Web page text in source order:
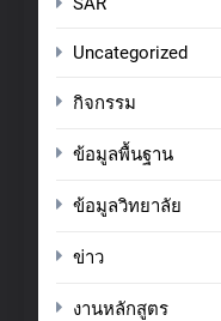
Uncategorized
กิจกรรม
ข้อมูลพื้นฐาน
ข้อมูลวิทยาลัย
ข่าว
งานหลักสูตร